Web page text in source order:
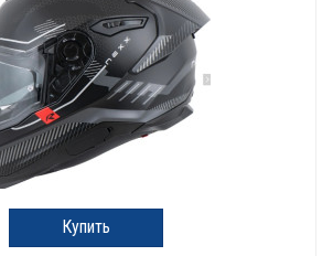
Купить